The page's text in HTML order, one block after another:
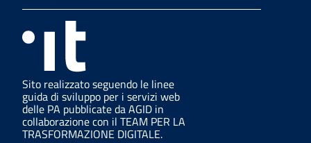
Sito realizzato seguendo le linee
guida di sviluppo per i servizi web
delle PA pubblicate da AGID in
collaborazione con il TEAM PER LA
TRASFORMAZIONE DIGITALE.